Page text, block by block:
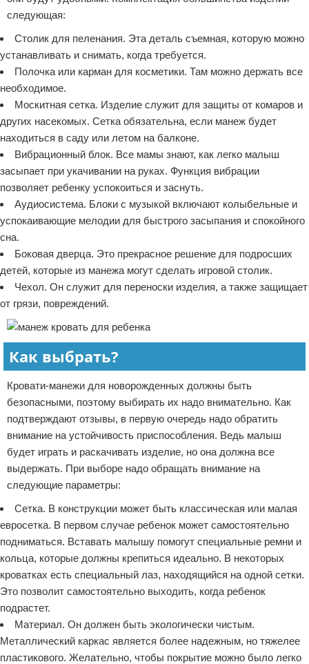
следующая:
Столик для пеленания. Эта деталь съемная, которую можно
устанавливать и снимать, когда требуется.
Полочка или карман для косметики. Там можно держать все
необходимое.
Москитная сетка. Изделие служит для защиты от комаров и
других насекомых. Сетка обязательна, если манеж будет
находиться в саду или летом на балконе.
Вибрационный блок. Все мамы знают, как легко малыш
засыпает при укачивании на руках. Функция вибрации
позволяет ребенку успокоиться и заснуть.
Аудиосистема. Блоки с музыкой включают колыбельные и
успокаивающие мелодии для быстрого засыпания и спокойного
сна.
Боковая дверца. Это прекрасное решение для подросших
детей, которые из манежа могут сделать игровой столик.
Чехол. Он служит для переноски изделия, а также защищает
от грязи, повреждений.
Как выбрать?
Кровати-манежи для новорожденных должны быть
безопасными, поэтому выбирать их надо внимательно. Как
подтверждают отзывы, в первую очередь надо обратить
внимание на устойчивость приспособления. Ведь малыш
будет играть и раскачивать изделие, но она должна все
выдержать. При выборе надо обращать внимание на
следующие параметры:
Сетка. В конструкции может быть классическая или малая
евросетка. В первом случае ребенок может самостоятельно
подниматься. Вставать малышу помогут специальные ремни и
кольца, которые должны крепиться идеально. В некоторых
кроватках есть специальный лаз, находящийся на одной сетки.
Это позволит самостоятельно выходить, когда ребенок
подрастет.
Материал. Он должен быть экологически чистым.
Металлический каркас является более надежным, но тяжелее
пластикового. Желательно, чтобы покрытие можно было легко